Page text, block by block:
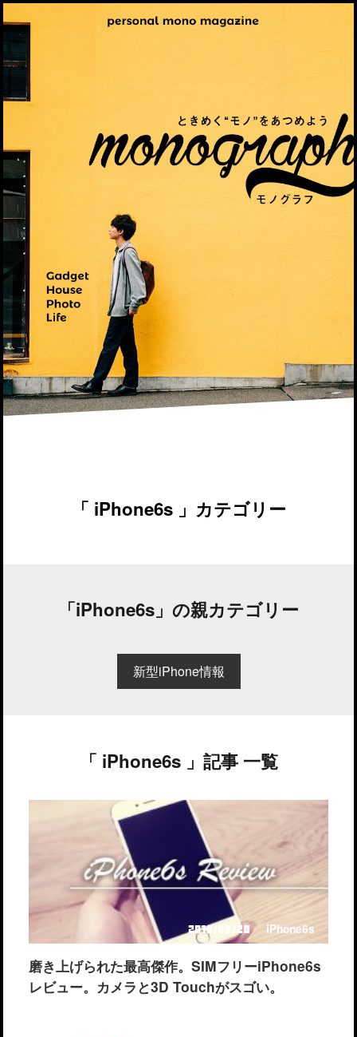
「 iPhone6s 」カテゴリー
「iPhone6s」の親カテゴリー
新型iPhone情報
「 iPhone6s 」記事 一覧
磨き上げられた最高傑作。SIMフリーiPhone6s
レビュー。カメラと3D Touchがスゴい。
2015/09/28 iPhone6s